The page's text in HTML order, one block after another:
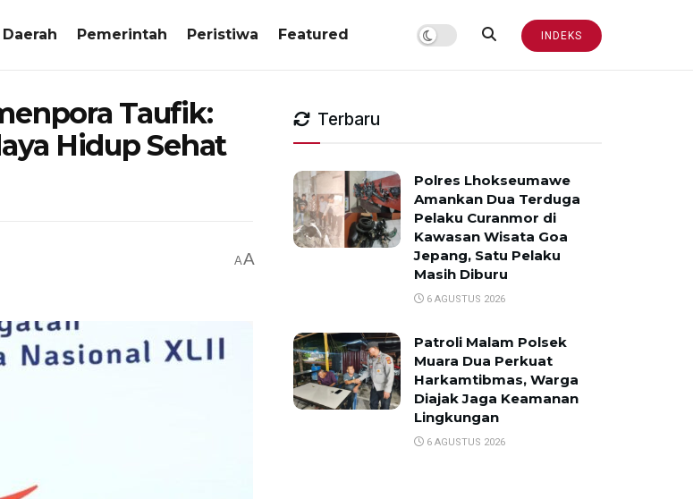
Daerah Pemerintah Peristiwa Featured INDEKS
Taufik:
Hidup Sehat
AA
Terbaru
Polres Lhokseumawe
Amankan Dua Terduga
Pelaku Curanmor di
Kawasan Wisata Goa
Jepang, Satu Pelaku
Masih Diburu
6 AGUSTUS 2026
Patroli Malam Polsek
Muara Dua Perkuat
Harkamtibmas, Warga
Diajak Jaga Keamanan
Lingkungan
6 AGUSTUS 2026